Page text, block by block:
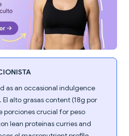
as an occasional indulgence
alto grasas content (18g por
porciones crucial for peso
lean proteínas curries and